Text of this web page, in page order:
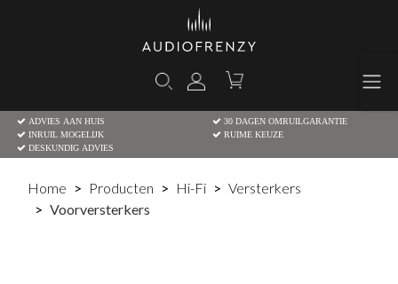
ADVIES AAN HUIS
30 DAGEN OMRUILGARANTIE
INRUIL MOGELIJK
RUIME KEUZE
DESKUNDIG ADVIES
Home Producten Hi-Fi
Versterkers
Voorversterkers